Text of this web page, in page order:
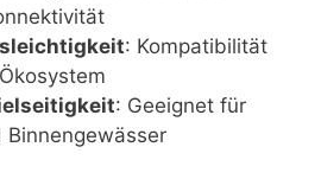
: Kompatibilität
: Geeignet für
Binnengewässer